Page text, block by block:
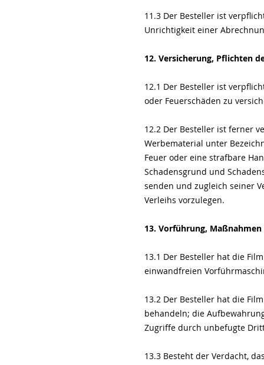
11.3 Der Besteller ist
Unrichtigkeit einer
12. Versicherung, Pflichten
12.1 Der Besteller ist
oder Feuerschäden zu
12.2 Der Besteller ist ferner
Werbematerial unter
Feuer oder eine strafbare
Schadensgrund und
senden und zugleich seiner
Verleihs vorzulegen.
13. Vorführung,
13.1 Der Besteller hat die
einwandfreien
13.2 Der Besteller hat die
behandeln; die
Zugriffe durch unbefugte
13.3 Besteht der Verdacht,